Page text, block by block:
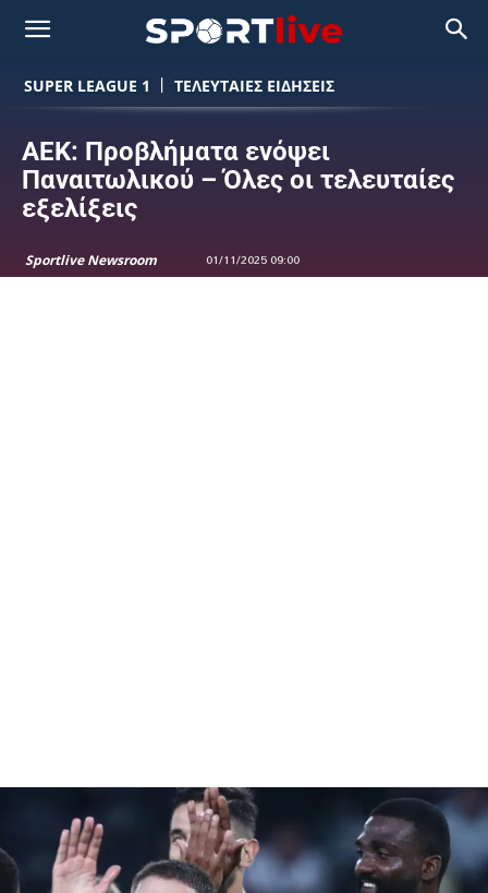
SUPER LEAGUE 1 ΤΕΛΕΥΤΑΙΕΣ ΕΙΔΗΣΕΙΣ
ΑΕΚ: Προβλήματα ενόψει
Παναιτωλικού – Όλες οι τελευταίες
εξελίξεις
Sportlive Newsroom 01/11/2025 09:00